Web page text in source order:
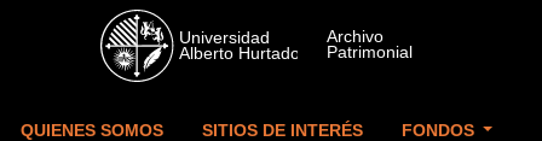
Skip to main content
QUIENES SOMOS SITIOS DE INTERÉS FONDOS